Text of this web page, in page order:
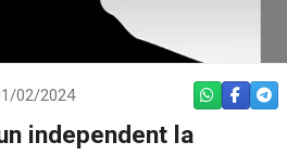
02/2024 WHATSAPP
independent la